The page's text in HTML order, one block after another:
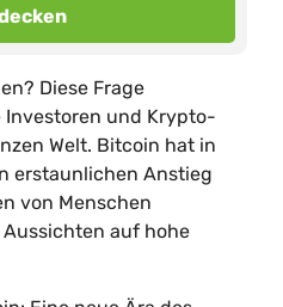
Diese Frage
und Krypto-
Welt. Bitcoin hat in
erstaunlichen Anstieg
von Menschen
auf hohe